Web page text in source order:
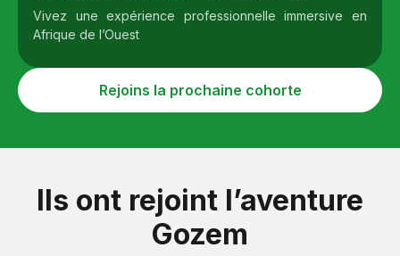
Vivez une expérience professionnelle immersive en
Afrique de l’Ouest
Rejoins la prochaine cohorte
Ils ont rejoint l’aventure
Gozem